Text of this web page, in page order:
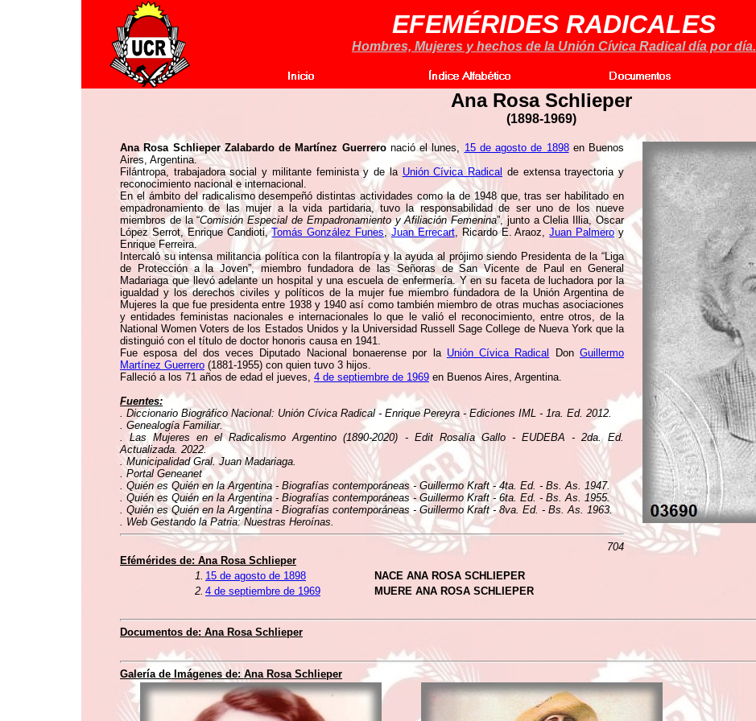
EFEMÉRIDES RADICALES
Hombres, Mujeres y hechos de la Unión Cívica Radical día por día.
Ana Rosa Schlieper
(1898-1969)
Ana Rosa Schlieper Zalabardo de Martínez Guerreronació el lunes, 15 de agosto de 1898en Buenos
Aires, Argentina.
Filántropa, trabajadora social y militante feminista y de la Unión Cívica Radical de extensa trayectoria y
reconocimiento nacional e internacional.
En el ámbito del radicalismo desempeñó distintas actividades como la de 1948 que, tras ser habilitado en
empadronamiento de las mujer a la vida partidaria, tuvo la responsabilidad de ser uno de los nueve
miembros de la “Comisión Especial de Empadronamiento y Afiliación Femenina”, junto a Clelia Illia, Oscar
López Serrot, Enrique Candioti,Tomás González Funes,Juan Errecart, Ricardo E. Araoz,Juan Palmeroy
Enrique Ferreira.
Intercaló su intensa militancia política con la filantropía y la ayuda al prójimo siendo Presidenta de la “Liga
de Protección a la Joven”, miembro fundadora de las Señoras de San Vicente de Paul en General
Madariaga que llevó adelante un hospital y una escuela de enfermería. Y en su faceta de luchadora por la
igualdad y los derechos civiles y políticos de la mujer fue miembro fundadora de la Unión Argentina de
Mujeres la que fue presidenta entre 1938 y 1940 así como también miembro de otras muchas asociaciones
y entidades feministas nacionales e internacionales lo que le valió el reconocimiento, entre otros, de la
National Women Voters de los Estados Unidos y la Universidad Russell Sage College de Nueva York que la
distinguió con el título de doctor honoris causa en 1941.
Fue esposa del dos veces Diputado Nacional bonaerense por la Unión Cívica Radical DonGuillermo
Martínez Guerrero (1881-1955) con quien tuvo 3 hijos.
Falleció a los 71 años de edad el jueves, 4 de septiembre de 1969 en Buenos Aires, Argentina.
Fuentes:
. Diccionario Biográfico Nacional: Unión Cívica Radical - Enrique Pereyra - Ediciones IML - 1ra. Ed. 2012.
. Genealogía Familiar.
. Las Mujeres en el Radicalismo Argentino (1890-2020) - Edit Rosalía Gallo - EUDEBA - 2da. Ed.
Actualizada. 2022.
. Municipalidad Gral. Juan Madariaga.
. Portal Geneanet
. Quién es Quién en la Argentina - Biografías contemporáneas - Guillermo Kraft - 4ta. Ed. - Bs. As. 1947.
. Quién es Quién en la Argentina - Biografías contemporáneas - Guillermo Kraft - 6ta. Ed. - Bs. As. 1955.
. Quién es Quién en la Argentina - Biografías contemporáneas - Guillermo Kraft - 8va. Ed. - Bs. As. 1963.
. Web Gestando la Patria: Nuestras Heroínas.
704
Efémérides de: Ana Rosa Schlieper
1. 15 de agosto de 1898
NACE ANA ROSA SCHLIEPER
2. 4 de septiembre de 1969 MUERE ANA ROSA SCHLIEPER
Documentos de: Ana Rosa Schlieper
Galería de Imágenes de: Ana Rosa Schlieper